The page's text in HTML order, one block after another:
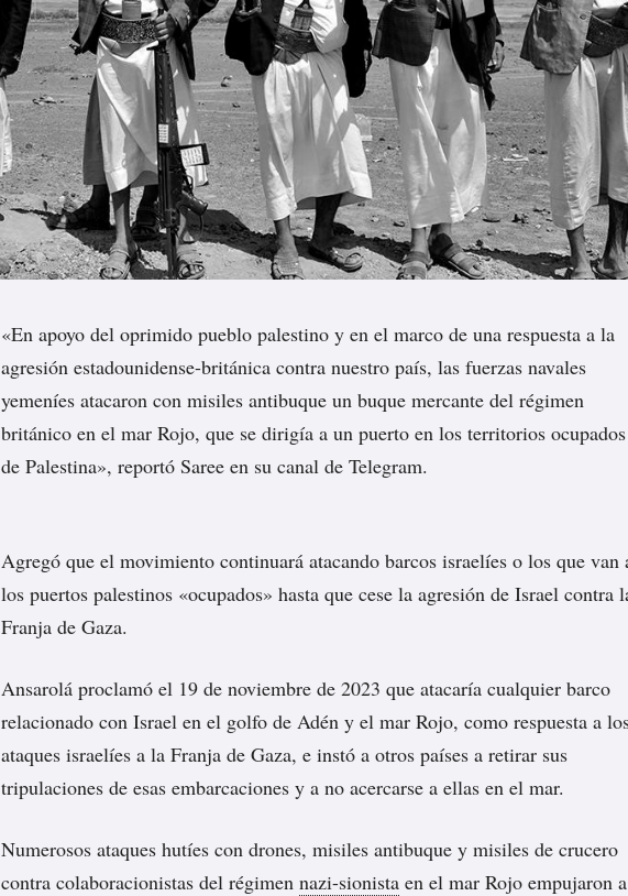
«En apoyo del oprimido pueblo palestino y en el marco de una respuesta a la
agresión estadounidense-británica contra nuestro país, las fuerzas navales
yemeníes atacaron con misiles antibuque un buque mercante del régimen
británico en el mar Rojo, que se dirigía a un puerto en los territorios ocupados
de Palestina», reportó Saree en su canal de Telegram.
Agregó que el movimiento continuará atacando barcos israelíes o los que van
los puertos palestinos «ocupados» hasta que cese la agresión de Israel contra
Franja de Gaza.
Ansarolá proclamó el 19 de noviembre de 2023 que atacaría cualquier barco
relacionado con Israel en el golfo de Adén y el mar Rojo, como respuesta a
ataques israelíes a la Franja de Gaza, e instó a otros países a retirar sus
tripulaciones de esas embarcaciones y a no acercarse a ellas en el mar.
Numerosos ataques hutíes con drones, misiles antibuque y misiles de crucero
contra colaboracionistas del régimen nazi-sionista en el mar Rojo empujaron a